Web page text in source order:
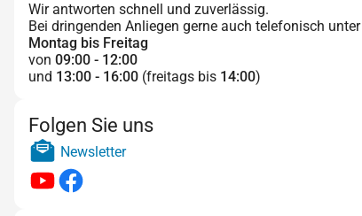
Wir antworten schnell und zuverlässig.
Bei dringenden Anliegen gerne auch telefonisch unter
Montag bis Freitag
von 09:00 - 12:00
und 13:00 - 16:00 (freitags bis 14:00)
Folgen Sie uns
Newsletter